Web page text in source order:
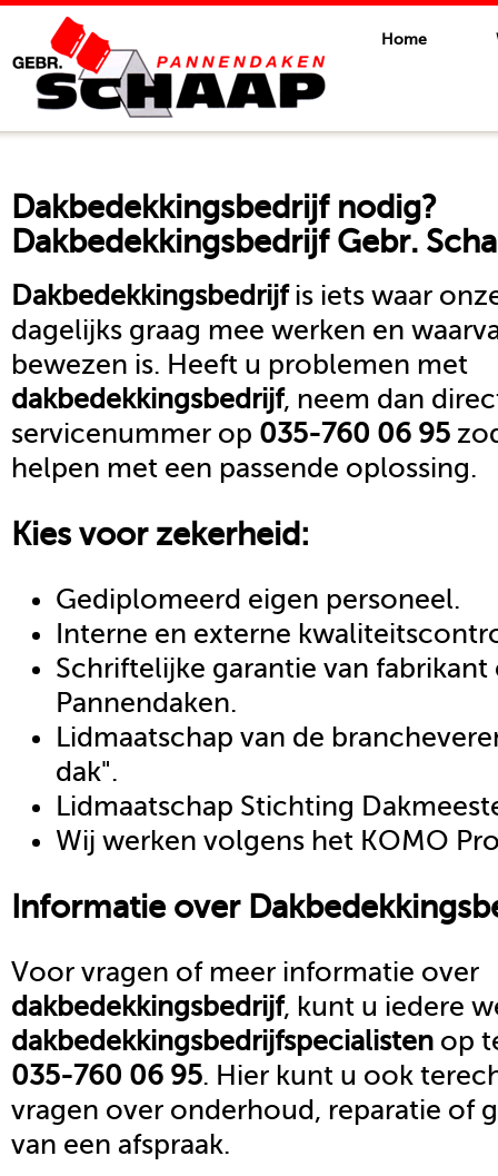
Home
Dakbedekkingsbedrijfnodig?
Dakbedekkingsbedrijf Gebr.
Dakbedekkingsbedrijfis iets waar
dagelijks graag mee werken en
bewezen is. Heeft u problemen met
dakbedekkingsbedrijf, neem dan
servicenummer op 035-760 06 95
helpen met een passende oplossing.
Kies voor zekerheid:
Gediplomeerd eigen personeel.
Interne en externe
Schriftelijke garantie van fabrikant
Pannendaken.
Lidmaatschap van de
dak".
Lidmaatschap Stichting
Wij werken volgens het KOMO
Informatie over
Voor vragen of meer informatie over
dakbedekkingsbedrijf, kunt u iedere
dakbedekkingsbedrijfspecialisten op
035-760 06 95. Hier kunt u ook
vragen over onderhoud, reparatie of
van een afspraak.